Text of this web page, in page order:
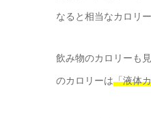
なると相当なカロリ
飲み物のカロリーも
のカロリーは「液体